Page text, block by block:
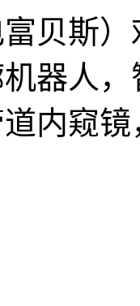
富贝斯
器人
内窥